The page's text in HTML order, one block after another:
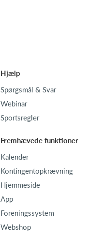
Hjælp
Spørgsmål & Svar
Webinar
Sportsregler
Fremhævede funktioner
Kalender
Kontingentopkrævning
Hjemmeside
App
Foreningssystem
Webshop